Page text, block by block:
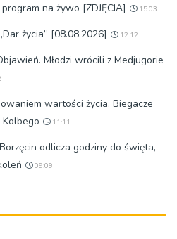
na żywo [ZDJĘCIA]
15:03
życia” [08.08.2026] 12:12
Młodzi wrócili z Medjugorie
wartości życia. Biegacze
11:11
odlicza godziny do święta,
09:09